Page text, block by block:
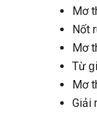
Mơ
Nốt
Mơ
Từ
Mơ
Giải